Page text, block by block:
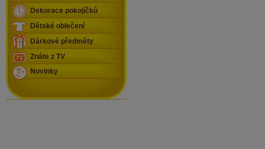
Dekorace pokojíčků
Dětské oblečení
Dárkové předměty
Znáte z TV
Novinky